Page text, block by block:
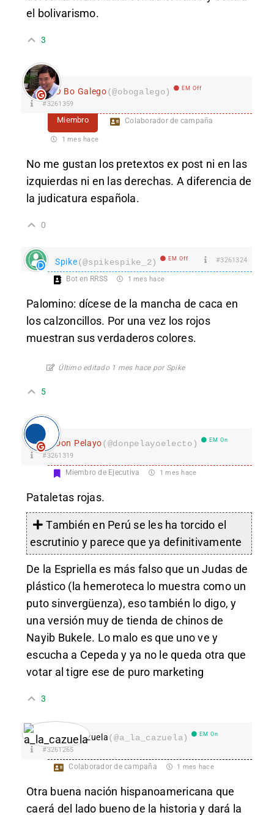
el bolivarismo.
3
O Bo Galego(@obogalego) EM Off
#3261359
Miembro Colaborador de campaña
1 mes hace
No me gustan los pretextos ex post ni en las
izquierdas ni en las derechas. A diferencia de
la judicatura española.
0
Spike(@spikespike_2) EM Off #3261324
Bot en RRSS 1 mes hace
Palomino: dícese de la mancha de caca en
los calzoncillos. Por una vez los rojos
muestran sus verdaderos colores.
Último editado 1 mes hace por Spike
5
Don Pelayo(@donpelayoelecto) EM On
#3261319
Miembro de Ejecutiva 1 mes hace
Pataletas rojas.
También en Perú se les ha torcido el
escrutinio y parece que ya definitivamente
De la Espriella es más falso que un Judas de
plástico (la hemeroteca lo muestra como un
puto sinvergüenza), eso también lo digo, y
una versión muy de tienda de chinos de
Nayib Bukele. Lo malo es que uno ve y
escucha a Cepeda y ya no le queda otra que
votar al tigre ese de puro marketing
3
a_la_cazuela(@a_la_cazuela) EM On
#3261265
Colaborador de campaña 1 mes hace
Otra buena nación hispanoamericana que
caerá del lado bueno de la historia y dará la